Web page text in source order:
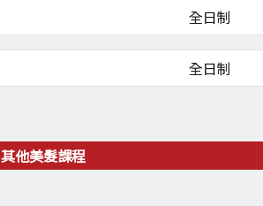
全日制
全日制
其他美髮課程